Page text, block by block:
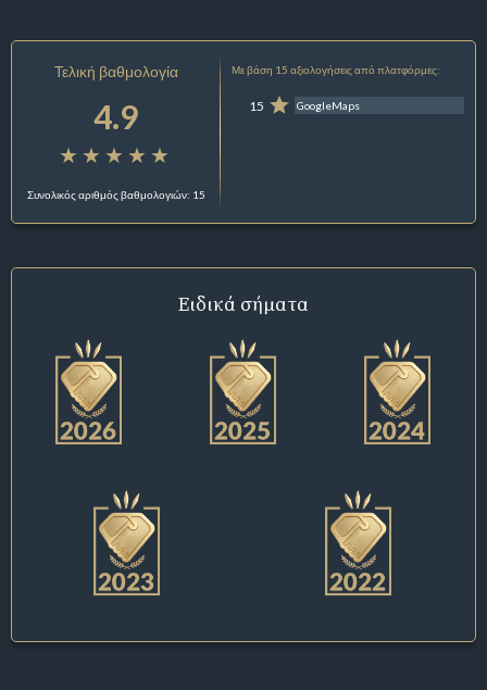
Τελική βαθμολογία
4.9
Συνολικός αριθμός βαθμολογιών: 15
Με βάση 15 αξιολογήσεις από πλατφόρμες:
15 GoogleMaps
Ειδικά σήματα